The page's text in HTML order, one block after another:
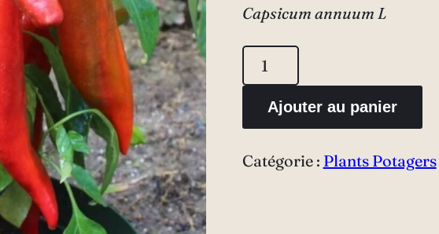
Capsicum annuum L
quantité
de
Poivron
di
Ajouter au panier
Catégorie : Plants Potagers